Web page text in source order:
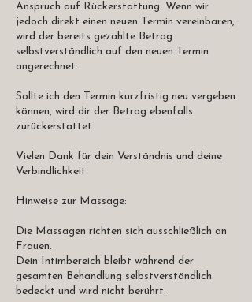
Anspruch auf Rückerstattung. Wenn wir
jedoch direkt einen neuen Termin vereinbaren,
wird der bereits gezahlte Betrag
selbstverständlich auf den neuen Termin
angerechnet.
Sollte ich den Termin kurzfristig neu vergeben
können, wird dir der Betrag ebenfalls
zurückerstattet.
Vielen Dank für dein Verständnis und deine
Verbindlichkeit.
Hinweise zur Massage:
Die Massagen richten sich ausschließlich an
Frauen.
Dein Intimbereich bleibt während der
gesamten Behandlung selbstverständlich
bedeckt und wird nicht berührt.